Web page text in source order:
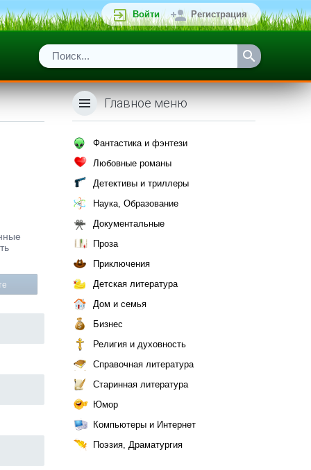
Войти Регистрация
Главное меню
Фантастика и фэнтези
Любовные романы
Детективы и триллеры
Наука, Образование
Документальные
Проза
Приключения
Детская литература
Дом и семья
Бизнес
Религия и духовность
Справочная литература
Старинная литература
Юмор
Компьютеры и Интернет
Поэзия, Драматургия